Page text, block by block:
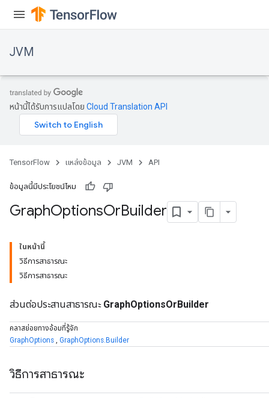
JVM
หน้านี้ได้รับการแปลโดย Cloud Translation API
TensorFlow แหล่งข้อมูล JVM API
ข้อมูลนี้มีประโยชน์ไหม
GraphOptionsOrBuilder
ในหน้านี้
วิธีการสาธารณะ
วิธีการสาธารณะ
ส่วนต่อประสานสาธารณะ GraphOptionsOrBuilder
คลาสย่อยทางอ้อมที่รู้จัก
GraphOptions , GraphOptions.Builder
วิธีการสาธารณะ